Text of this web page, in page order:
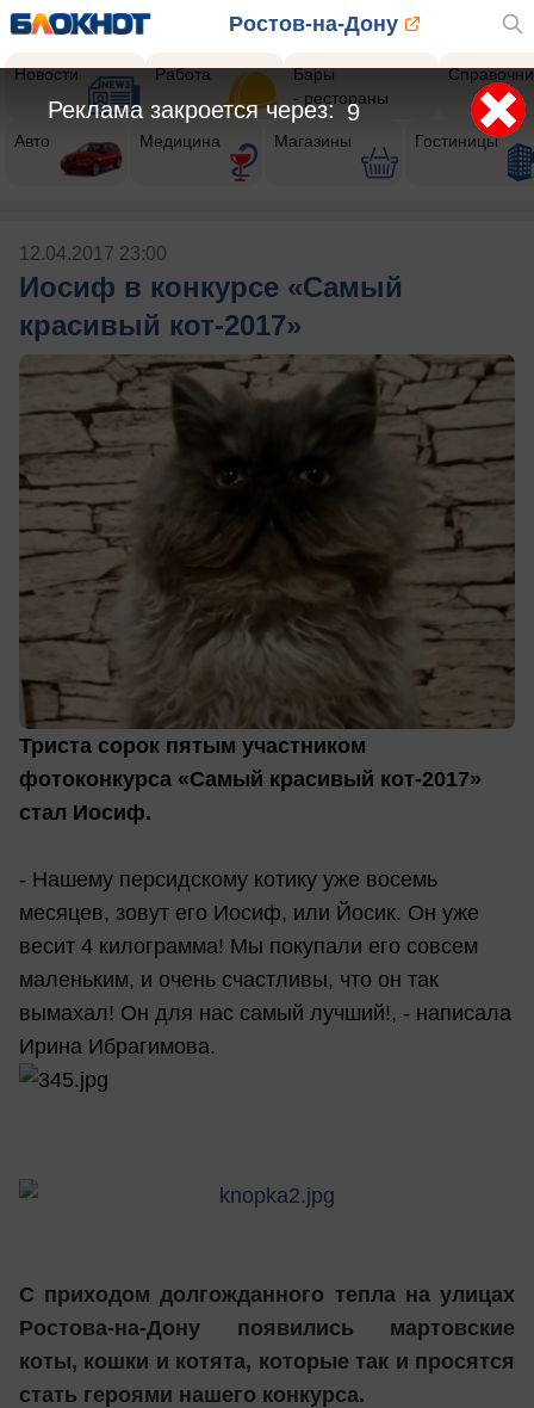
Ростов-на-Дону
Новости Работа
Бары
- рестораны
Авто Медицина Магазины Гостиницы
12.04.2017 23:00
Иосиф в конкурсе «Самый
красивый кот-2017»
Триста сорок пятым участником
фотоконкурса «Самый красивый кот-2017»
стал Иосиф.
- Нашему персидскому котику уже восемь
месяцев, зовут его Иосиф, или Йосик. Он уже
весит 4 килограмма! Мы покупали его совсем
маленьким, и очень счастливы, что он так
вымахал! Он для нас самый лучший!, - написала
Ирина Ибрагимова.
С приходом долгожданного тепла на улицах
Ростова-на-Дону появились мартовские
коты, кошки и котята, которые так и просятся
стать героями нашего конкурса.
8
Реклама закроется через: